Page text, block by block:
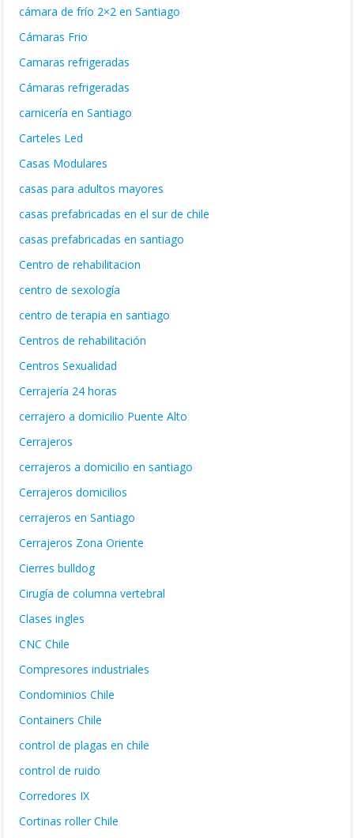
cámara de frío 2×2 en Santiago
Cámaras Frio
Camaras refrigeradas
Cámaras refrigeradas
carnicería en Santiago
Carteles Led
Casas Modulares
casas para adultos mayores
casas prefabricadas en el sur de chile
casas prefabricadas en santiago
Centro de rehabilitacion
centro de sexología
centro de terapia en santiago
Centros de rehabilitación
Centros Sexualidad
Cerrajería 24 horas
cerrajero a domicilio Puente Alto
Cerrajeros
cerrajeros a domicilio en santiago
Cerrajeros domicilios
cerrajeros en Santiago
Cerrajeros Zona Oriente
Cierres bulldog
Cirugía de columna vertebral
Clases ingles
CNC Chile
Compresores industriales
Condominios Chile
Containers Chile
control de plagas en chile
control de ruido
Corredores IX
Cortinas roller Chile